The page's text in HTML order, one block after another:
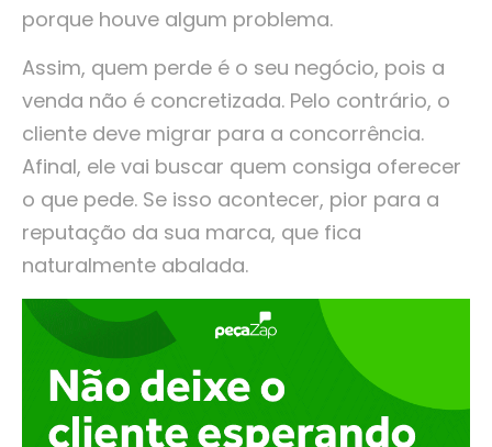
porque houve algum problema.
Assim, quem perde é o seu negócio, pois a
venda não é concretizada. Pelo contrário, o
cliente deve migrar para a concorrência.
Afinal, ele vai buscar quem consiga oferecer
o que pede. Se isso acontecer, pior para a
reputação da sua marca, que fica
naturalmente abalada.